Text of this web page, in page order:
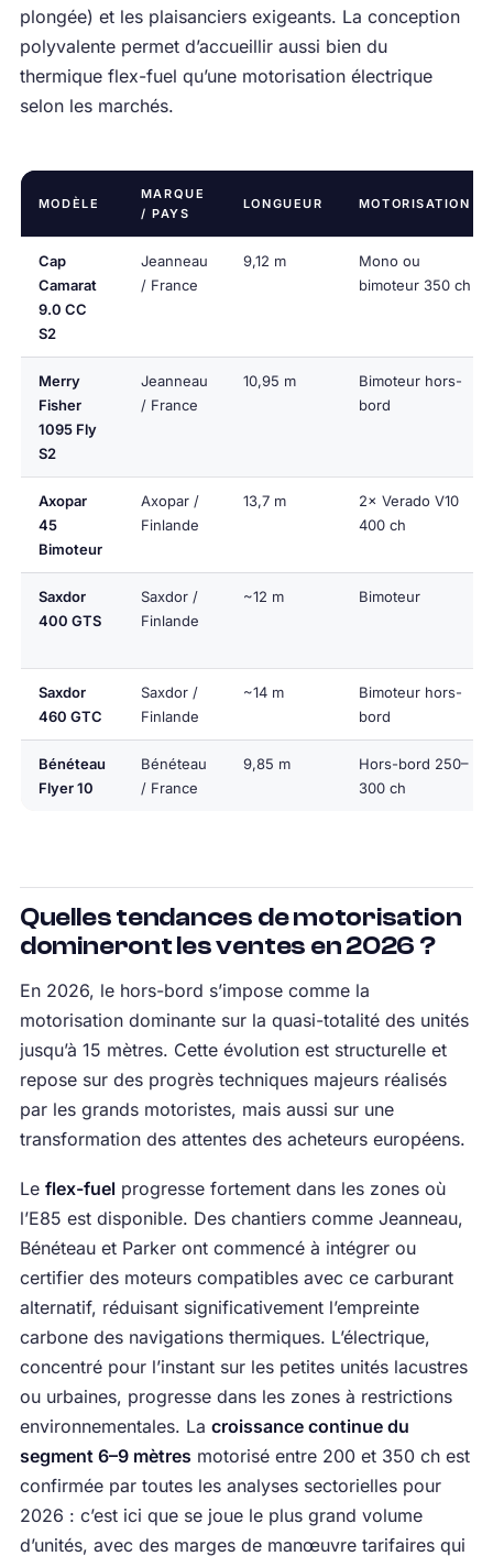
plongée) et les plaisanciers exigeants. La conception
polyvalente permet d’accueillir aussi bien du
thermique flex-fuel qu’une motorisation électrique
selon les marchés.
MODÈLE
MARQUE
/ PAYS
LONGUEUR MOTORISATION
Cap
Camarat
9.0 CC
S2
Jeanneau
/ France
9,12 m
Mono ou
bimoteur 350 ch
Merry
Fisher
1095 Fly
S2
Jeanneau
/ France
10,95 m
Bimoteur hors-
bord
Axopar
45
Bimoteur
Axopar /
Finlande
13,7 m
2× Verado V10
400 ch
Saxdor
400 GTS
Saxdor /
Finlande
~12 m Bimoteur
Saxdor
460 GTC
Saxdor /
Finlande
~14 m
Bimoteur hors-
bord
Bénéteau
Flyer 10
Bénéteau
/ France
9,85 m
Hors-bord 250–
300 ch
Quelles tendances de motorisation
domineront les ventes en 2026 ?
En 2026, le hors-bord s’impose comme la
motorisation dominante sur la quasi-totalité des unités
jusqu’à 15 mètres. Cette évolution est structurelle et
repose sur des progrès techniques majeurs réalisés
par les grands motoristes, mais aussi sur une
transformation des attentes des acheteurs européens.
Le flex-fuelprogresse fortement dans les zones où
l’E85 est disponible. Des chantiers comme Jeanneau,
Bénéteau et Parker ont commencé à intégrer ou
certifier des moteurs compatibles avec ce carburant
alternatif, réduisant significativement l’empreinte
carbone des navigations thermiques. L’électrique,
concentré pour l’instant sur les petites unités lacustres
ou urbaines, progresse dans les zones à restrictions
environnementales. La croissance continue du
segment 6–9 mètres motorisé entre 200 et 350 ch est
confirmée par toutes les analyses sectorielles pour
2026 : c’est ici que se joue le plus grand volume
d’unités, avec des marges de manœuvre tarifaires qui